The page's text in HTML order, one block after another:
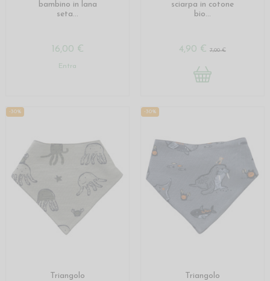
bambino in lana
seta...
16,00 €
Entra
sciarpa in cotone
bio...
4,90 € 7,00 €
-30%
Triangolo
-30%
Triangolo